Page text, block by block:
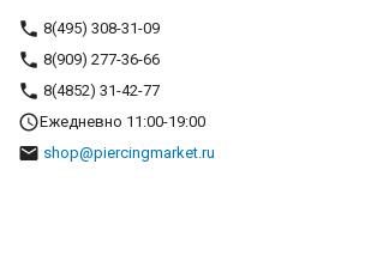
8(495) 308-31-09
8(909) 277-36-66
8(4852) 31-42-77
Ежедневно 11:00-19:00
shop@piercingmarket.ru